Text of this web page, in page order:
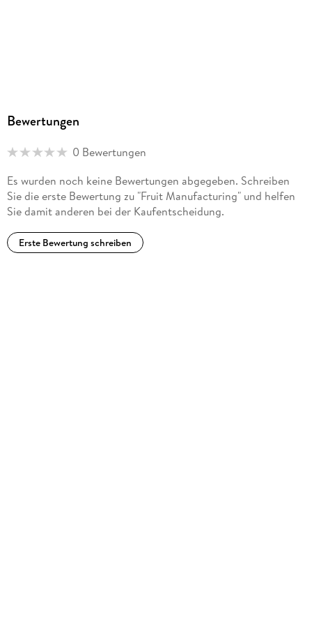
Bewertungen
0 Bewertungen
Es wurden noch keine Bewertungen abgegeben. Schreiben
Sie die erste Bewertung zu "Fruit Manufacturing" und helfen
Sie damit anderen bei der Kaufentscheidung.
Erste Bewertung schreiben